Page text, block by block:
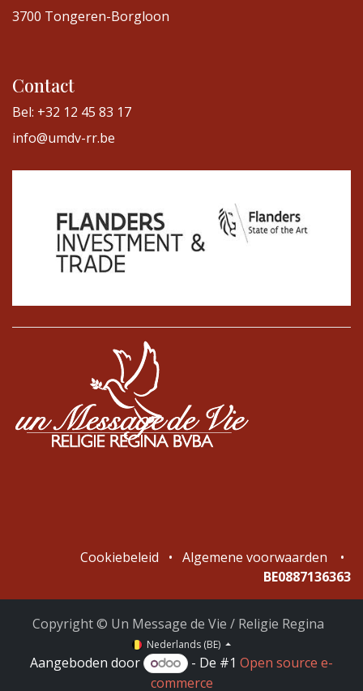
3700 Tongeren-Borgloon
Contact
Bel: +32 12 45 83 17
info@umdv-rr.be
Cookiebeleid • Algemene voorwaarden
•
BE0887136363
Copyright © Un Message de Vie / Religie Regina
Nederlands (BE)
Aangeboden door - De #1 Open source e-
commerce